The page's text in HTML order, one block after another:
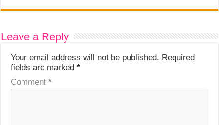
Leave a Reply
Your email address will not be published. Required
fields are marked*
Comment*